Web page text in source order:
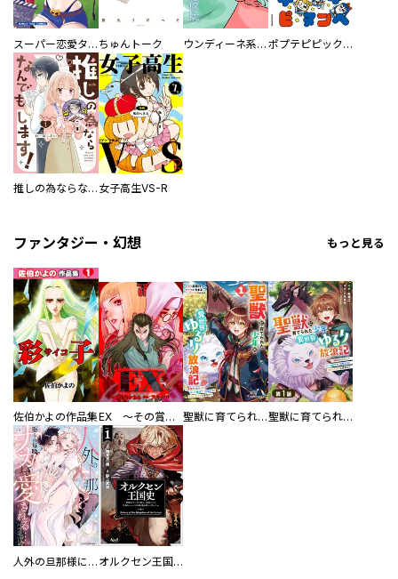
スーパー恋愛タイム！～現場でドＳな彼女は自宅でデレる～ ちゅんトーク ウンディーネ系彼氏 ポプテピピック SEASON EIGHT
推しの為ならなんでもします！ 女子高生VS-R
ファンタジー・幻想 もっと見る
佐伯かよの作品集 EX ～その賞金稼ぎは、世界の出口を探す～【単行本版】 聖獣に育てられた少年の異世界ゆるり放浪記～神様からもらったチート魔法で、仲間たちとスローライフを満喫中～ 聖獣に育てられた少年の異世界ゆるり放浪記～神様からもらったチート魔法で、仲間たちとスローライフを満喫中～【分冊版】
人外の旦那様に娶られ毎晩ナカまで愛される…。アンソロジー オルクセン王国史